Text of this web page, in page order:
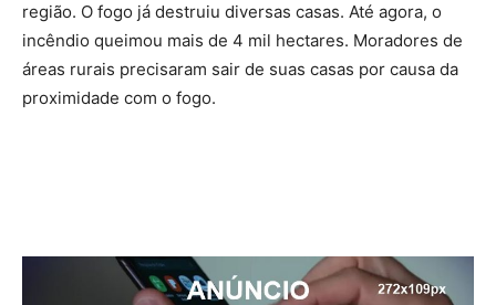
região. O fogo já destruiu diversas casas. Até agora, o
incêndio queimou mais de 4 mil hectares. Moradores de
áreas rurais precisaram sair de suas casas por causa da
proximidade com o fogo.